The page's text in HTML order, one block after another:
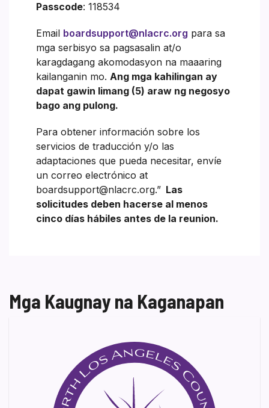
Passcode: 118534
Email boardsupport@nlacrc.org para sa
mga serbisyo sa pagsasalin at/o
karagdagang akomodasyon na maaaring
kailanganin mo. Ang mga kahilingan ay
dapat gawin limang (5) araw ng negosyo
bago ang pulong.
Para obtener información sobre los
servicios de traducción y/o las
adaptaciones que pueda necesitar, envíe
un correo electrónico at
boardsupport@nlacrc.org.” Las
solicitudes deben hacerse al menos
cinco días hábiles antes de la reunion.
Mga Kaugnay na Kaganapan